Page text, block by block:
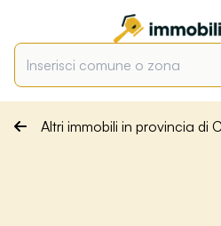
Altri immobili in provincia di